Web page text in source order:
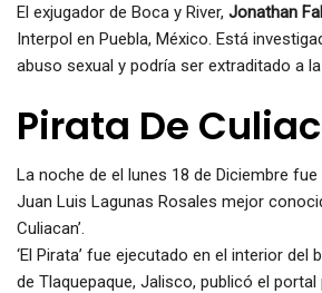
El exjugador de Boca y River, Jonathan
Interpol en Puebla, México. Está
abuso sexual y podría ser extraditado a
Pirata De
La noche de el lunes 18 de Diciembre
Juan Luis Lagunas Rosales mejor
Culiacan’.
‘El Pirata’ fue ejecutado en el interior del
de Tlaquepaque, Jalisco, publicó el